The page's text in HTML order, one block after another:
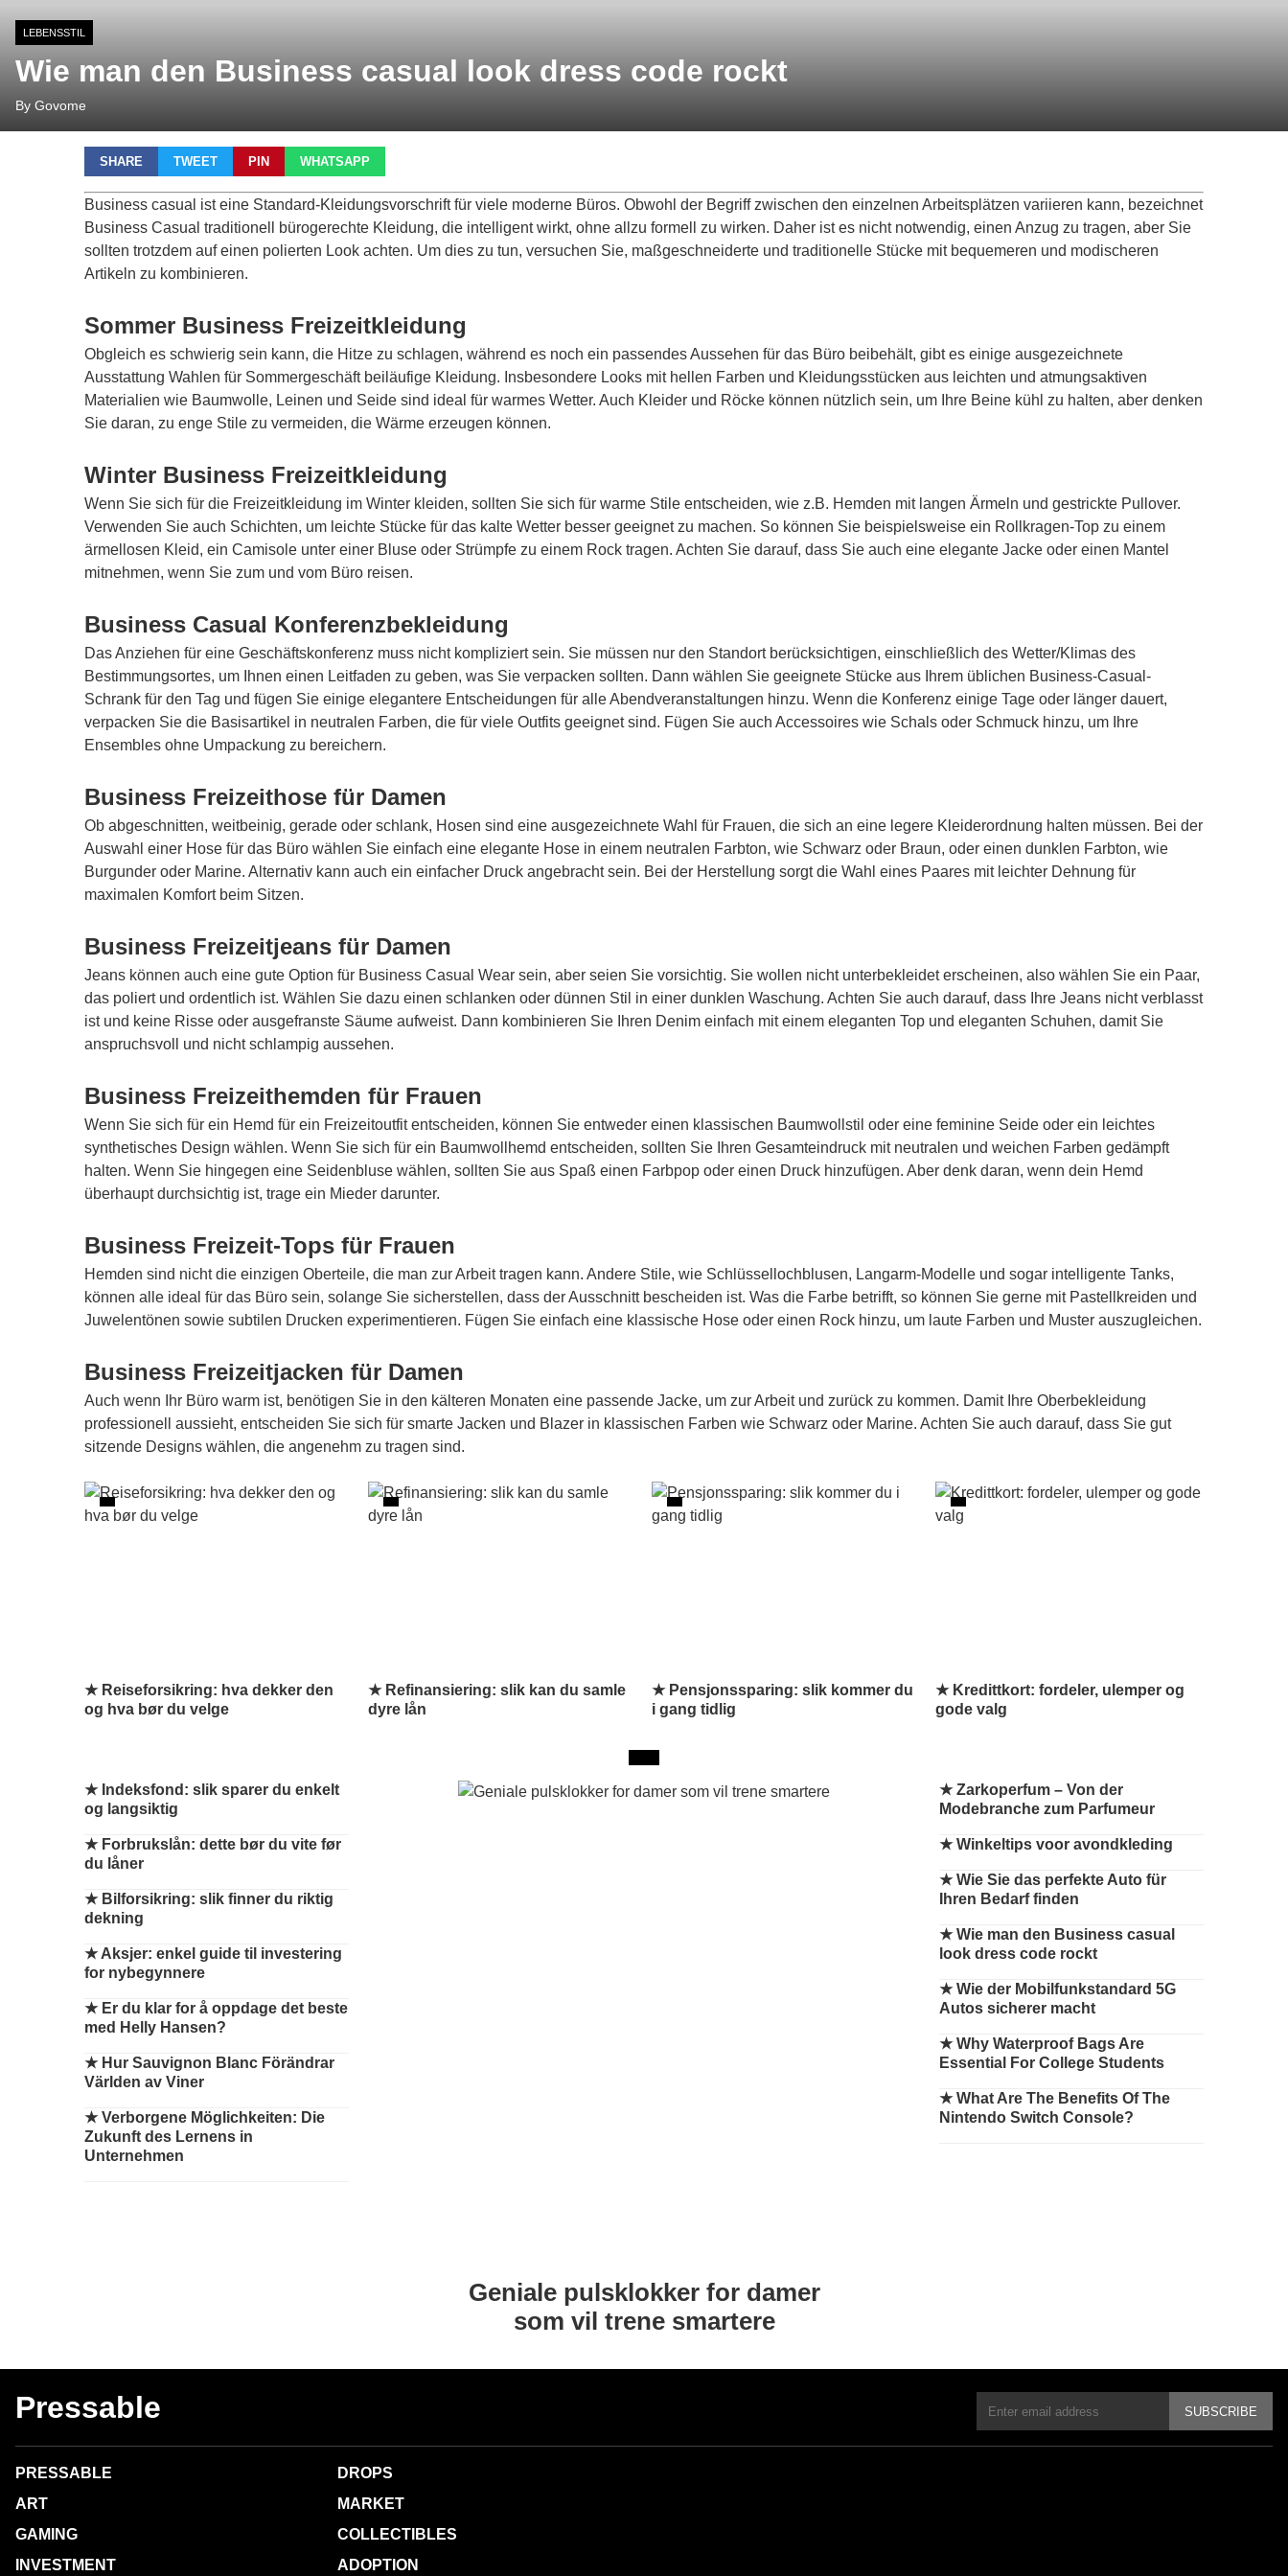
LEBENSSTIL
Wie man den Business casual look dress code rockt
By Govome
SHARE TWEET PIN WHATSAPP
Business casual ist eine Standard-Kleidungsvorschrift für viele moderne Büros. Obwohl der Begriff zwischen den einzelnen Arbeitsplätzen variieren kann, bezeichnet
Business Casual traditionell bürogerechte Kleidung, die intelligent wirkt, ohne allzu formell zu wirken. Daher ist es nicht notwendig, einen Anzug zu tragen, aber Sie
sollten trotzdem auf einen polierten Look achten. Um dies zu tun, versuchen Sie, maßgeschneiderte und traditionelle Stücke mit bequemeren und modischeren
Artikeln zu kombinieren.
Sommer Business Freizeitkleidung
Obgleich es schwierig sein kann, die Hitze zu schlagen, während es noch ein passendes Aussehen für das Büro beibehält, gibt es einige ausgezeichnete
Ausstattung Wahlen für Sommergeschäft beiläufige Kleidung. Insbesondere Looks mit hellen Farben und Kleidungsstücken aus leichten und atmungsaktiven
Materialien wie Baumwolle, Leinen und Seide sind ideal für warmes Wetter. Auch Kleider und Röcke können nützlich sein, um Ihre Beine kühl zu halten, aber denken
Sie daran, zu enge Stile zu vermeiden, die Wärme erzeugen können.
Winter Business Freizeitkleidung
Wenn Sie sich für die Freizeitkleidung im Winter kleiden, sollten Sie sich für warme Stile entscheiden, wie z.B. Hemden mit langen Ärmeln und gestrickte Pullover.
Verwenden Sie auch Schichten, um leichte Stücke für das kalte Wetter besser geeignet zu machen. So können Sie beispielsweise ein Rollkragen-Top zu einem
ärmellosen Kleid, ein Camisole unter einer Bluse oder Strümpfe zu einem Rock tragen. Achten Sie darauf, dass Sie auch eine elegante Jacke oder einen Mantel
mitnehmen, wenn Sie zum und vom Büro reisen.
Business Casual Konferenzbekleidung
Das Anziehen für eine Geschäftskonferenz muss nicht kompliziert sein. Sie müssen nur den Standort berücksichtigen, einschließlich des Wetter/Klimas des
Bestimmungsortes, um Ihnen einen Leitfaden zu geben, was Sie verpacken sollten. Dann wählen Sie geeignete Stücke aus Ihrem üblichen Business-Casual-
Schrank für den Tag und fügen Sie einige elegantere Entscheidungen für alle Abendveranstaltungen hinzu. Wenn die Konferenz einige Tage oder länger dauert,
verpacken Sie die Basisartikel in neutralen Farben, die für viele Outfits geeignet sind. Fügen Sie auch Accessoires wie Schals oder Schmuck hinzu, um Ihre
Ensembles ohne Umpackung zu bereichern.
Business Freizeithose für Damen
Ob abgeschnitten, weitbeinig, gerade oder schlank, Hosen sind eine ausgezeichnete Wahl für Frauen, die sich an eine legere Kleiderordnung halten müssen. Bei der
Auswahl einer Hose für das Büro wählen Sie einfach eine elegante Hose in einem neutralen Farbton, wie Schwarz oder Braun, oder einen dunklen Farbton, wie
Burgunder oder Marine. Alternativ kann auch ein einfacher Druck angebracht sein. Bei der Herstellung sorgt die Wahl eines Paares mit leichter Dehnung für
maximalen Komfort beim Sitzen.
Business Freizeitjeans für Damen
Jeans können auch eine gute Option für Business Casual Wear sein, aber seien Sie vorsichtig. Sie wollen nicht unterbekleidet erscheinen, also wählen Sie ein Paar,
das poliert und ordentlich ist. Wählen Sie dazu einen schlanken oder dünnen Stil in einer dunklen Waschung. Achten Sie auch darauf, dass Ihre Jeans nicht verblasst
ist und keine Risse oder ausgefranste Säume aufweist. Dann kombinieren Sie Ihren Denim einfach mit einem eleganten Top und eleganten Schuhen, damit Sie
anspruchsvoll und nicht schlampig aussehen.
Business Freizeithemden für Frauen
Wenn Sie sich für ein Hemd für ein Freizeitoutfit entscheiden, können Sie entweder einen klassischen Baumwollstil oder eine feminine Seide oder ein leichtes
synthetisches Design wählen. Wenn Sie sich für ein Baumwollhemd entscheiden, sollten Sie Ihren Gesamteindruck mit neutralen und weichen Farben gedämpft
halten. Wenn Sie hingegen eine Seidenbluse wählen, sollten Sie aus Spaß einen Farbpop oder einen Druck hinzufügen. Aber denk daran, wenn dein Hemd
überhaupt durchsichtig ist, trage ein Mieder darunter.
Business Freizeit-Tops für Frauen
Hemden sind nicht die einzigen Oberteile, die man zur Arbeit tragen kann. Andere Stile, wie Schlüssellochblusen, Langarm-Modelle und sogar intelligente Tanks,
können alle ideal für das Büro sein, solange Sie sicherstellen, dass der Ausschnitt bescheiden ist. Was die Farbe betrifft, so können Sie gerne mit Pastellkreiden und
Juwelentönen sowie subtilen Drucken experimentieren. Fügen Sie einfach eine klassische Hose oder einen Rock hinzu, um laute Farben und Muster auszugleichen.
Business Freizeitjacken für Damen
Auch wenn Ihr Büro warm ist, benötigen Sie in den kälteren Monaten eine passende Jacke, um zur Arbeit und zurück zu kommen. Damit Ihre Oberbekleidung
professionell aussieht, entscheiden Sie sich für smarte Jacken und Blazer in klassischen Farben wie Schwarz oder Marine. Achten Sie auch darauf, dass Sie gut
sitzende Designs wählen, die angenehm zu tragen sind.
★ Reiseforsikring: hva dekker den
og hva bør du velge
★ Refinansiering: slik kan du samle
dyre lån
★ Pensjonssparing: slik kommer du
i gang tidlig
★ Kredittkort: fordeler, ulemper og
gode valg
★ Indeksfond: slik sparer du enkelt
og langsiktig
★ Forbrukslån: dette bør du vite før
du låner
★ Bilforsikring: slik finner du riktig
dekning
★Aksjer: enkel guide til investering
for nybegynnere
★ Er du klar for å oppdage det beste
med Helly Hansen?
★ Hur Sauvignon Blanc Förändrar
Världen av Viner
★Verborgene Möglichkeiten: Die
Zukunft des Lernens in
Unternehmen
Geniale pulsklokker for damer
som vil trene smartere
★Zarkoperfum – Von der
Modebranche zum Parfumeur
★Winkeltips voor avondkleding
★Wie Sie das perfekte Auto für
Ihren Bedarf finden
★Wie man den Business casual
look dress code rockt
★Wie der Mobilfunkstandard 5G
Autos sicherer macht
★Why Waterproof Bags Are
Essential For College Students
★What Are The Benefits Of The
Nintendo Switch Console?
Pressable SUBSCRIBE
PRESSABLE
ART
GAMING
INVESTMENT
DROPS
MARKET
COLLECTIBLES
ADOPTION